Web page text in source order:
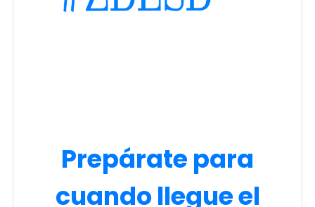
Prepárate para
cuando llegue el